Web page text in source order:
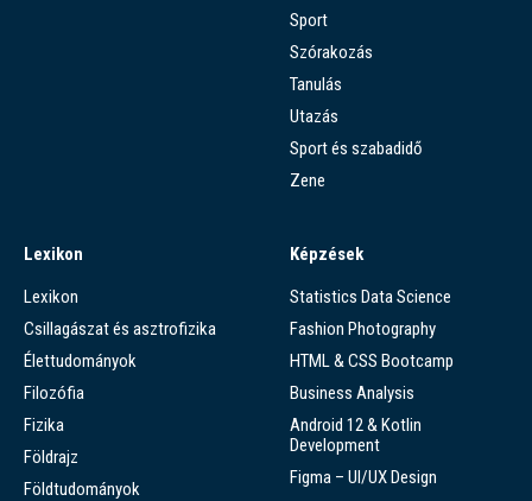
Sport
Szórakozás
Tanulás
Utazás
Sport és szabadidő
Zene
Lexikon
Lexikon
Csillagászat és asztrofizika
Élettudományok
Filozófia
Fizika
Földrajz
Földtudományok
Képzések
Statistics Data Science
Fashion Photography
HTML & CSS Bootcamp
Business Analysis
Android 12 & Kotlin
Development
Figma – UI/UX Design